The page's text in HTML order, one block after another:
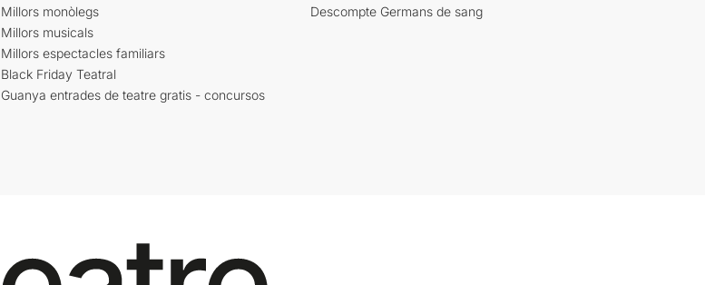
Millors monòlegs
Millors musicals
Millors espectacles familiars
Black Friday Teatral
Guanya entrades de teatre gratis - concursos
Descompte Germans de sang